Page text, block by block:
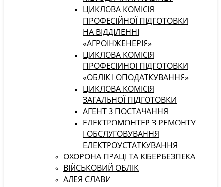
ЦИКЛОВА КОМІСІЯ
ПРОФЕСІЙНОЇ ПІДГОТОВКИ
НА ВІДДІЛЕННІ
«АГРОІНЖЕНЕРІЯ»
ЦИКЛОВА КОМІСІЯ
ПРОФЕСІЙНОЇ ПІДГОТОВКИ
«ОБЛІК І ОПОДАТКУВАННЯ»
ЦИКЛОВА КОМІСІЯ
ЗАГАЛЬНОЇ ПІДГОТОВКИ
АГЕНТ З ПОСТАЧАННЯ
ЕЛЕКТРОМОНТЕР З РЕМОНТУ
І ОБСЛУГОВУВАННЯ
ЕЛЕКТРОУСТАТКУВАННЯ
ОХОРОНА ПРАЦІ ТА КІБЕРБЕЗПЕКА
ВІЙСЬКОВИЙ ОБЛІК
АЛЕЯ СЛАВИ